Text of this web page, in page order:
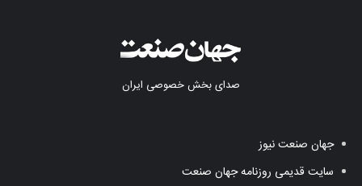
صدای بخش خصوصی ایران
جهان صنعت نیوز
سایت قدیمی روزنامه جهان صنعت